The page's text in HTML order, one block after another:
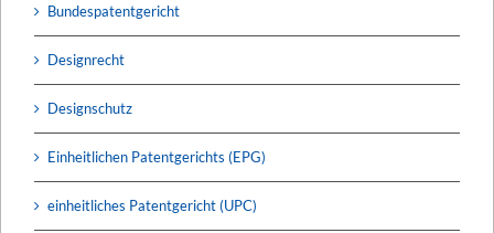
Bundespatentgericht
Designrecht
Designschutz
Einheitlichen Patentgerichts (EPG)
einheitliches Patentgericht (UPC)